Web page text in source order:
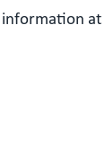
at